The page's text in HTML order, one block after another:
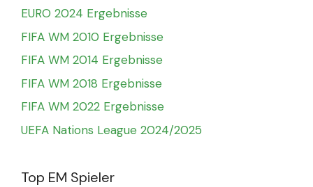
EURO 2024 Ergebnisse
FIFA WM 2010 Ergebnisse
FIFA WM 2014 Ergebnisse
FIFA WM 2018 Ergebnisse
FIFA WM 2022 Ergebnisse
UEFA Nations League 2024/2025
Top EM Spieler